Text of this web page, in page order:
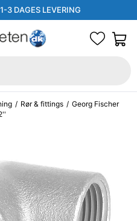
3 DAGES LEVERING
/ Rør & fittings / Georg Fischer